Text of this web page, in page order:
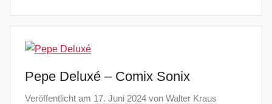
Pepe Deluxé – Comix Sonix
Veröffentlicht am 17. Juni 2024 von Walter Kraus